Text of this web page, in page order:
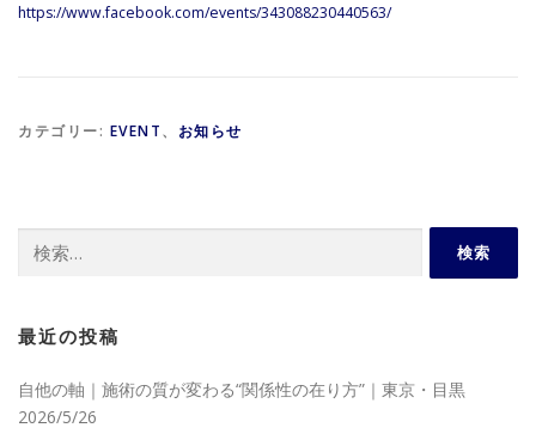
https://www.facebook.com/events/343088230440563/
カテゴリー: EVENT、 お知らせ
索:
最近の投稿
自他の軸｜施術の質が変わる“関係性の在り方”｜東京・目黒
2026/5/26